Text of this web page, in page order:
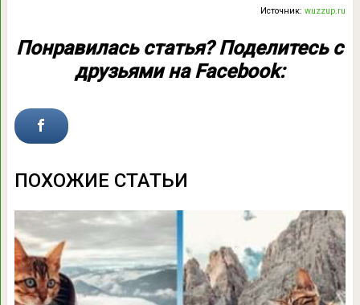
Источник:wuzzup.ru
Понравилась статья? Поделитесь с
друзьями на Facebook:
ПОХОЖИЕ СТАТЬИ